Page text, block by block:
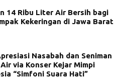
14 Ribu Liter Air Bersih bagi
Kekeringan di Jawa Barat
Nasabah dan Seniman
via Konser Kejar Mimpi
“Simfoni Suara Hati”